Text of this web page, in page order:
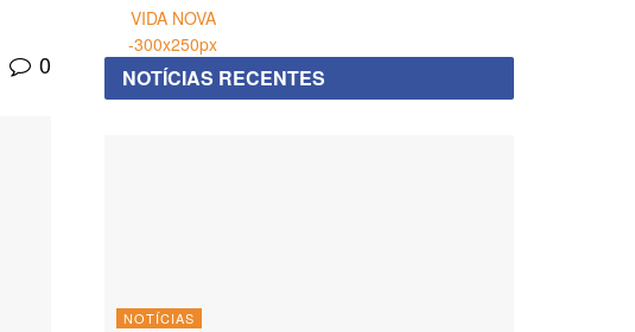
0 NOTÍCIAS RECENTES
NOTÍCIAS